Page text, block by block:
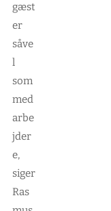
gæst
er
såve
l
som
med
arbe
jder
e,
siger
Ras